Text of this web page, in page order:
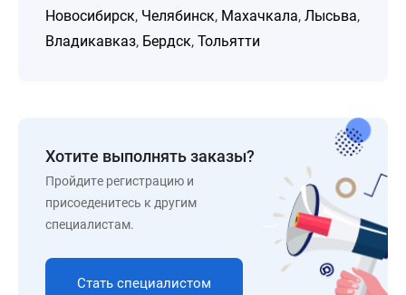
Новосибирск, Челябинск, Махачкала, Лысьва,
Владикавказ, Бердск, Тольятти
Хотите выполнять заказы?
Пройдите регистрацию и
присоеденитесь к другим
специалистам.
Стать специалистом